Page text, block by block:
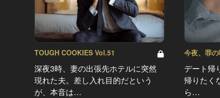
TOUGH COOKIES Vol.51
深夜3時、妻の出張先ホテルに突然
現れた夫。差し入れ目的だという
が、本音は…
今夜、罪
デート帰
帰りたく
ら…